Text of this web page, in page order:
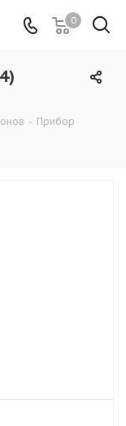
0
- Прибор